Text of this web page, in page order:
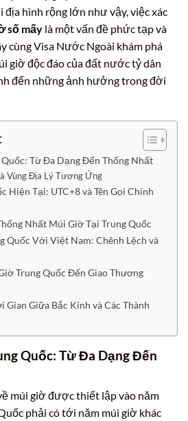
hình rộng lớn như vậy, việc xác
số mấy là một vấn đề phức tạp và
cùng Visa Nước Ngoài khám phá
giờ độc đáo của đất nước tỷ dân
đến những ảnh hưởng trong đời
Từ Đa Dạng Đến Thống Nhất
Vùng Địa Lý Tương Ứng
Hiện Tại: UTC+8 và Tên Gọi Chính
Nhất Múi Giờ Tại Trung Quốc
Quốc Với Việt Nam: Chênh Lệch và
Trung Quốc Đến Giao Thương
Gian Giữa Bắc Kinh và Các Thành
Quốc: Từ Đa Dạng Đến
múi giờ được thiết lập vào năm
phải có tới năm múi giờ khác